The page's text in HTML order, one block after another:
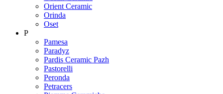
Orient Ceramic
Orinda
Oset
P
Pamesa
Paradyz
Pardis Ceramic Pazh
Pastorelli
Peronda
Petracers